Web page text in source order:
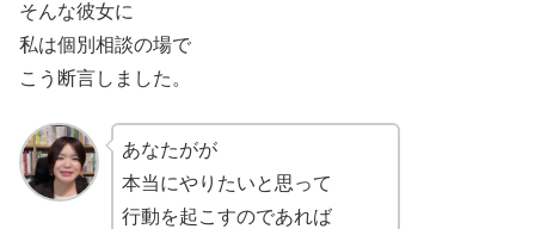
そんな彼女に
私は個別相談の場で
こう断言しました。
あなたがが
本当にやりたいと思って
行動を起こすのであれば